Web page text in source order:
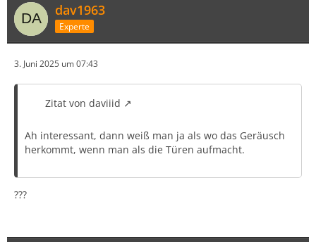
dav1963
Experte
3. Juni 2025 um 07:43
Zitat von daviiid
Ah interessant, dann weiß man ja als wo das Geräusch
herkommt, wenn man als die Türen aufmacht.
???